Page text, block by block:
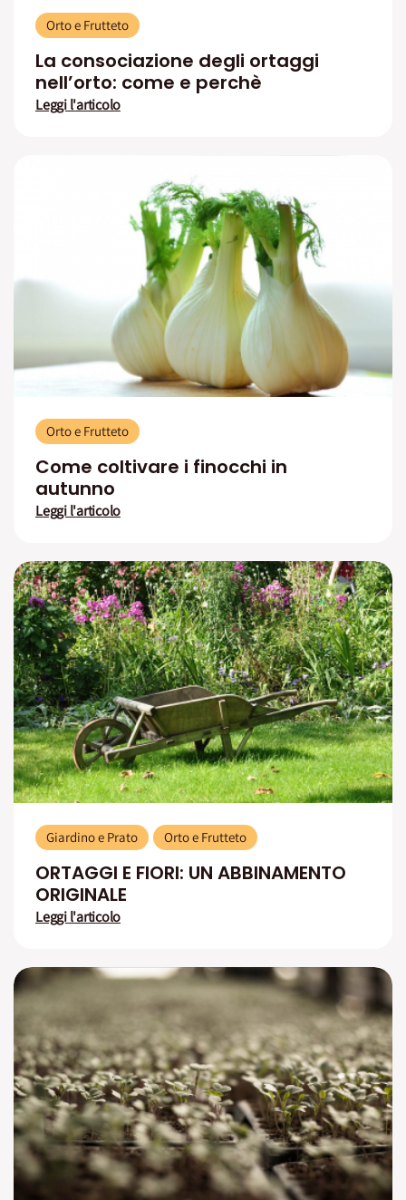
Orto e Frutteto
La consociazione degli ortaggi
nell’orto: come e perchè
Leggi l'articolo
Orto e Frutteto
Come coltivare i finocchi in
autunno
Leggi l'articolo
Giardino e Prato Orto e Frutteto
ORTAGGI E FIORI: UN ABBINAMENTO
ORIGINALE
Leggi l'articolo